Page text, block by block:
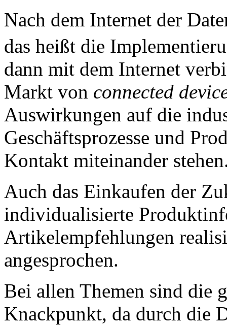
Nach dem Internet der
das heißt die
dann mit dem Internet
Markt von connected
Auswirkungen auf die
Geschäftsprozesse und
Kontakt miteinander
Auch das Einkaufen der
individualisierte
Artikelempfehlungen
angesprochen.
Bei allen Themen sind die
Knackpunkt, da durch die